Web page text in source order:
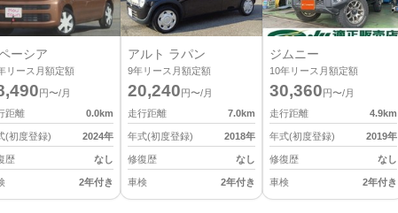
ーシア
リース月額定額
円〜/月
距離
0.0km
(初度登録) 2024年
歴 なし
2年付き
アルト ラパン
9年リース月額定額
20,240 円〜/月
走行距離
7.0km
年式(初度登録) 2018年
修復歴 なし
車検 2年付き
ジムニー
10年リース月額定額
30,360 円〜/月
走行距離
4.9km
年式(初度登録) 2019年
修復歴 なし
車検 2年付き